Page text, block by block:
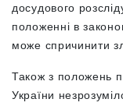
досудового
положенні в
може спричинити
Також з положень
України